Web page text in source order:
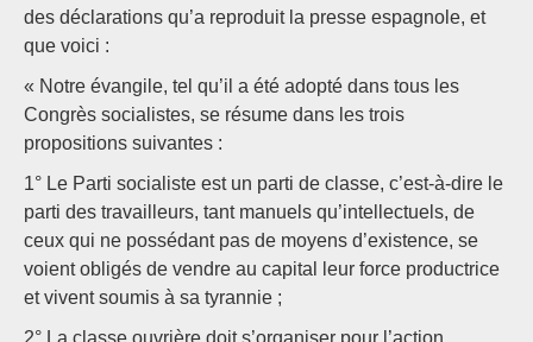
des déclarations qu’a reproduit la presse espagnole, et
que voici :
« Notre évangile, tel qu’il a été adopté dans tous les
Congrès socialistes, se résume dans les trois
propositions suivantes :
1° Le Parti socialiste est un parti de classe, c’est-à-dire le
parti des travailleurs, tant manuels qu’intellectuels, de
ceux qui ne possédant pas de moyens d’existence, se
voient obligés de vendre au capital leur force productrice
et vivent soumis à sa tyrannie ;
2° La classe ouvrière doit s’organiser pour l’action